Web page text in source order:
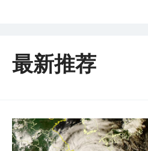
最新推荐